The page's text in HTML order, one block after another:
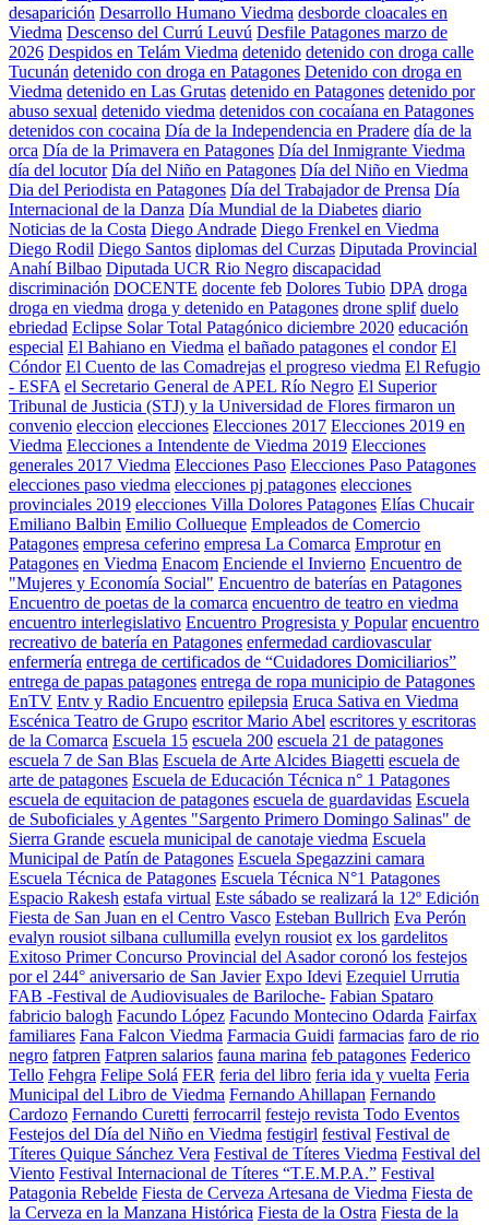
desaparición Desarrollo Humano Viedma desborde cloacales en
Viedma Descenso del Currú Leuvú Desfile Patagones marzo de
2026 Despidos en Telám Viedma detenido detenido con droga calle
Tucunán detenido con droga en Patagones Detenido con droga en
Viedma detenido en Las Grutas detenido en Patagones detenido por
abuso sexual detenido viedma detenidos con cocaíana en Patagones
detenidos con cocaina Día de la Independencia en Pradere día de la
orca Día de la Primavera en Patagones Día del Inmigrante Viedma
día del locutor Día del Niño en Patagones Día del Niño en Viedma
Dia del Periodista en Patagones Día del Trabajador de Prensa Día
Internacional de la Danza Día Mundial de la Diabetes diario
Noticias de la Costa Diego Andrade Diego Frenkel en Viedma
Diego Rodil Diego Santos diplomas del Curzas Diputada Provincial
Anahí Bilbao Diputada UCR Rio Negro discapacidad
discriminación DOCENTE docente feb Dolores Tubio DPA droga
droga en viedma droga y detenido en Patagones drone splif duelo
ebriedad Eclipse Solar Total Patagónico diciembre 2020 educación
especial El Bahiano en Viedma el bañado patagones el condor El
Cóndor El Cuento de las Comadrejas el progreso viedma El Refugio
- ESFA el Secretario General de APEL Río Negro El Superior
Tribunal de Justicia (STJ) y la Universidad de Flores firmaron un
convenio eleccion elecciones Elecciones 2017 Elecciones 2019 en
Viedma Elecciones a Intendente de Viedma 2019 Elecciones
generales 2017 Viedma Elecciones Paso Elecciones Paso Patagones
elecciones paso viedma elecciones pj patagones elecciones
provinciales 2019 elecciones Villa Dolores Patagones Elías Chucair
Emiliano Balbin Emilio Collueque Empleados de Comercio
Patagones empresa ceferino empresa La Comarca Emprotur en
Patagones en Viedma Enacom Enciende el Invierno Encuentro de
"Mujeres y Economía Social" Encuentro de baterías en Patagones
Encuentro de poetas de la comarca encuentro de teatro en viedma
encuentro interlegislativo Encuentro Progresista y Popular encuentro
recreativo de batería en Patagones enfermedad cardiovascular
enfermería entrega de certificados de “Cuidadores Domiciliarios”
entrega de papas patagones entrega de ropa municipio de Patagones
EnTV Entv y Radio Encuentro epilepsia Eruca Sativa en Viedma
Escénica Teatro de Grupo escritor Mario Abel escritores y escritoras
de la Comarca Escuela 15 escuela 200 escuela 21 de patagones
escuela 7 de San Blas Escuela de Arte Alcides Biagetti escuela de
arte de patagones Escuela de Educación Técnica n° 1 Patagones
escuela de equitacion de patagones escuela de guardavidas Escuela
de Suboficiales y Agentes "Sargento Primero Domingo Salinas" de
Sierra Grande escuela municipal de canotaje viedma Escuela
Municipal de Patín de Patagones Escuela Spegazzini camara
Escuela Técnica de Patagones Escuela Técnica N°1 Patagones
Espacio Rakesh estafa virtual Este sábado se realizará la 12º Edición
Fiesta de San Juan en el Centro Vasco Esteban Bullrich Eva Perón
evalyn rousiot silbana cullumilla evelyn rousiot ex los gardelitos
Exitoso Primer Concurso Provincial del Asador coronó los festejos
por el 244° aniversario de San Javier Expo Idevi Ezequiel Urrutia
FAB -Festival de Audiovisuales de Bariloche- Fabian Spataro
fabricio balogh Facundo López Facundo Montecino Odarda Fairfax
familiares Fana Falcon Viedma Farmacia Guidi farmacias faro de rio
negro fatpren Fatpren salarios fauna marina feb patagones Federico
Tello Fehgra Felipe Solá FER feria del libro feria ida y vuelta Feria
Municipal del Libro de Viedma Fernando Ahillapan Fernando
Cardozo Fernando Curetti ferrocarril festejo revista Todo Eventos
Festejos del Día del Niño en Viedma festigirl festival Festival de
Títeres Quique Sánchez Vera Festival de Títeres Viedma Festival del
Viento Festival Internacional de Títeres “T.E.M.P.A.” Festival
Patagonia Rebelde Fiesta de Cerveza Artesana de Viedma Fiesta de
la Cerveza en la Manzana Histórica Fiesta de la Ostra Fiesta de la